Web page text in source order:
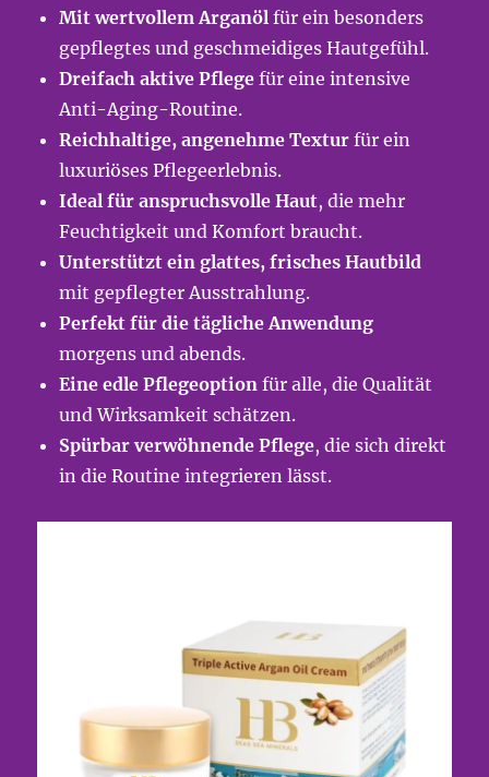
Mit wertvollem Arganöl für ein besonders
gepflegtes und geschmeidiges Hautgefühl.
Dreifach aktive Pflege für eine intensive
Anti-Aging-Routine.
Reichhaltige, angenehme Textur für ein
luxuriöses Pflegeerlebnis.
Ideal für anspruchsvolle Haut, die mehr
Feuchtigkeit und Komfort braucht.
Unterstützt ein glattes, frisches Hautbild
mit gepflegter Ausstrahlung.
Perfekt für die tägliche Anwendung
morgens und abends.
Eine edle Pflegeoption für alle, die Qualität
und Wirksamkeit schätzen.
Spürbar verwöhnende Pflege, die sich direkt
in die Routine integrieren lässt.